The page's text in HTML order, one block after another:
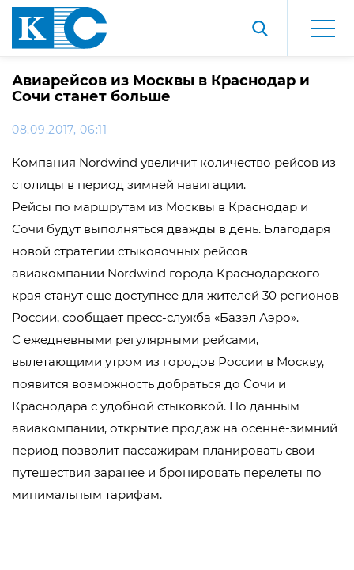
Авиарейсов из Москвы в Краснодар и
Сочи станет больше
08.09.2017, 06:11
Компания Nordwind увеличит количество рейсов из
столицы в период зимней навигации.
Рейсы по маршрутам из Москвы в Краснодар и
Сочи будут выполняться дважды в день. Благодаря
новой стратегии стыковочных рейсов
авиакомпании Nordwind города Краснодарского
края станут еще доступнее для жителей 30 регионов
России, сообщает пресс-служба «Базэл Аэро».
С ежедневными регулярными рейсами,
вылетающими утром из городов России в Москву,
появится возможность добраться до Сочи и
Краснодара с удобной стыковкой. По данным
авиакомпании, открытие продаж на осенне-зимний
период позволит пассажирам планировать свои
путешествия заранее и бронировать перелеты по
минимальным тарифам.